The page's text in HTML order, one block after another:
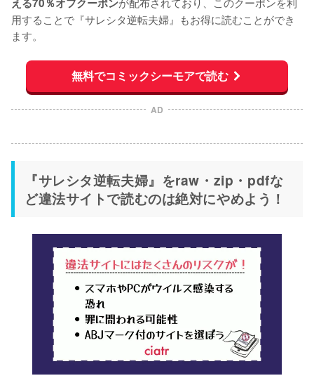
用することで『サレシタ逆転夫婦』もお得に読むことができ
ます。
無料でコミックシーモアで読む
AD
『サレシタ逆転夫婦』をraw・zip・pdfな
ど違法サイトで読むのは絶対にやめよう！